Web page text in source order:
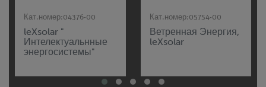
Кат.номер:04376-00
leXsolar "
Интелектуальнные
энергосистемы"
Кат.номер:05754-00
Ветренная Энергия,
leXsolar